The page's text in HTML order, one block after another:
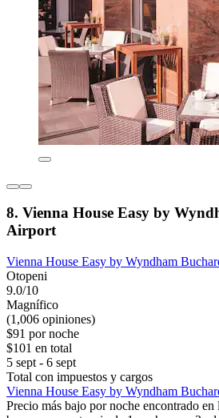
8. Vienna House Easy by
Airport
Vienna House Easy by Wyndham
Otopeni
9.0/10
Magnífico
(1,006 opiniones)
$91 por noche
$101 en total
5 sept - 6 sept
Total con impuestos y cargos
Vienna House Easy by Wyndham
Precio más bajo por noche encontrado en